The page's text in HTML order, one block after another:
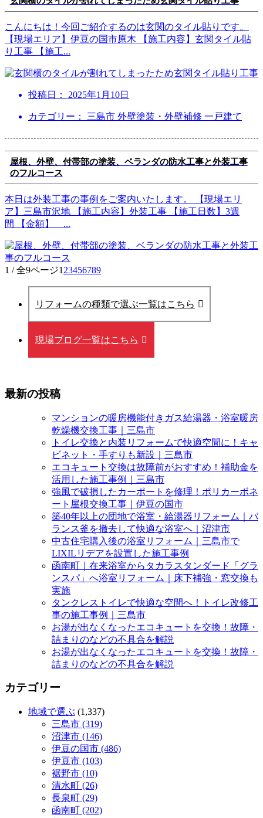
こんにちは！今回ご紹介するのは玄関のタイル貼りです。
【現場エリア】伊豆の国市原木 【施工内容】玄関タイル貼
り工事 【施工...
投稿日： 2025年1月10日
カテゴリー： 三島市 外壁塗装・外壁補修 一戸建て
屋根、外壁、付帯部の塗装、ベランダの防水工事と外装工事
のフルコース
本日は外装工事の事例をご案内いたします。 【現場エリ
ア】三島市沢地 【施工内容】外装工事 【施工日数】3週
間 【金額】 ...
1 / 全9ページ1 23456789
リフォームの種類で選ぶ一覧はこちら
現場ブログ一覧はこちら
最新の投稿
マンションの暖房機能付きガス給湯器・浴室暖房
乾燥機交換工事｜三島市
トイレ交換と内装リフォームで快適空間に！キャ
ビネット・手すりも新設｜三島市
エコキュート交換は故障前がおすすめ！補助金を
活用した施工事例｜三島市
強風で破損したカーポートを修理！ポリカーボネ
ート屋根交換工事｜伊豆の国市
築40年以上の団地で浴室・給湯器リフォーム｜バ
ランス釜を撤去して快適な浴室へ｜沼津市
中古住宅購入後の浴室リフォーム｜三島市で
LIXILリデアを設置した施工事例
函南町｜在来浴室からタカラスタンダード「グラ
ンスパ」へ浴室リフォーム｜床下補強・窓交換も
実施
タンクレストイレで快適な空間へ！トイレ改修工
事の施工事例｜三島市
お湯が出なくなったエコキュートを交換！故障・
詰まりのなどの不具合を解説
お湯が出なくなったエコキュートを交換！故障・
詰まりのなどの不具合を解説
カテゴリー
地域で選ぶ (1,337)
三島市 (319)
沼津市 (146)
伊豆の国市 (486)
伊豆市 (103)
裾野市 (10)
清水町 (26)
長泉町 (29)
函南町 (202)